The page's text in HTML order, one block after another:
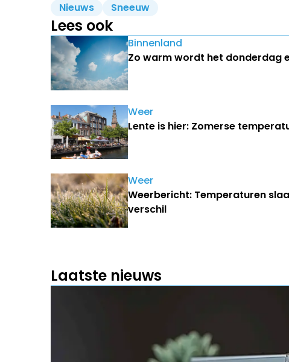
Nieuws Sneeuw
Lees ook
Binnenland
Zo warm wordt het donderdag
Weer
Lente is hier: Zomerse
Weer
Weerbericht: Temperaturen
verschil
Laatste nieuws